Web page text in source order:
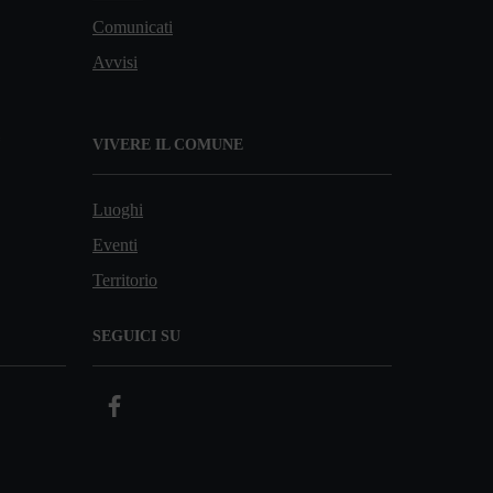
Comunicati
Avvisi
VIVERE IL COMUNE
Luoghi
Eventi
Territorio
SEGUICI SU